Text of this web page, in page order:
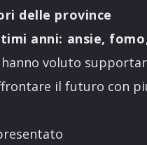
delle province
anni: ansie,
voluto
il futuro con